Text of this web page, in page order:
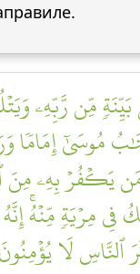
مِّن رَّبِّهِۦ
مُوسَىٰٓ إِمَامٗا
يَكۡفُرۡ بِهِۦ مِنَ
فِي مِرۡيَةٖ مِّنۡهُۚ
لَا يُؤۡمِنُونَ